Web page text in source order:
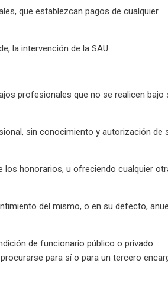
que establezcan pagos de cualquier
la intervención de la SAU
profesionales que no se realicen bajo
sin conocimiento y autorización de
honorarios, u ofreciendo cualquier
del mismo, o en su defecto,
de funcionario público o privado
para sí o para un tercero